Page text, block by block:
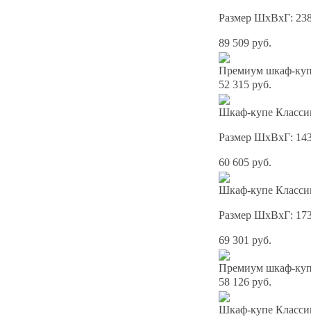
Размер ШхВхГ:
89 509 руб.
Премиум шкаф-
52 315 руб.
Шкаф-купе
Размер ШхВхГ:
60 605 руб.
Шкаф-купе
Размер ШхВхГ:
69 301 руб.
Премиум шкаф-
58 126 руб.
Шкаф-купе